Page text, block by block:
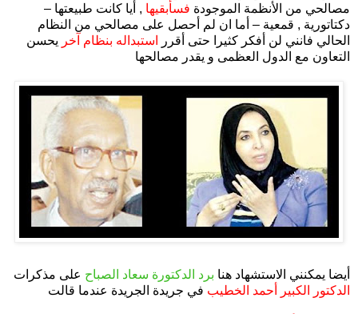
مصالحي من الأنظمة الموجودة فسأبقيها , أيا كانت طبيعتها –
دكتاتورية , قمعية – أما ان لم أحصل على مصالحي من النظام
الحالي فانني لن أفكر كثيرا حتى أقرر
استبداله بنظام آخر يحسن
التعاون مع الدول العظمى و يقدر مصالحها
أيضا يمكنني الاستشهاد هنا برد الدكتورة سعاد الصباح على مذكرات
الدكتور الكبير أحمد الخطيب في جريدة الجريدة عندما قالت